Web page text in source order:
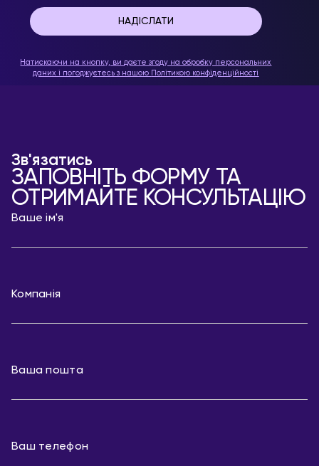
Натискаючи на кнопку, ви даєте згоду на обробку персональних
даних і погоджуєтесь з нашою Політикою конфіденційності
Зв'язатись
ЗАПОВНІТЬ ФОРМУ ТА
ОТРИМАЙТЕ КОНСУЛЬТАЦІЮ